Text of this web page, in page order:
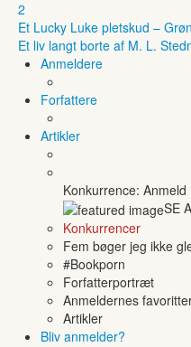
2
Et Lucky Luke pletskud –
Et liv langt borte af M. L.
Anmeldere
Forfattere
Artikler
Konkurrence: Anmeld
SE
Konkurrencer
Fem bøger jeg ikke
#Bookporn
Forfatterportræt
Anmeldernes
Artikler
Bliv anmelder?